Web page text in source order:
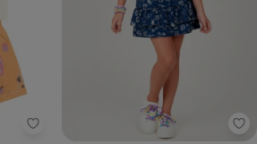
Brandili - Conjunto Infantil